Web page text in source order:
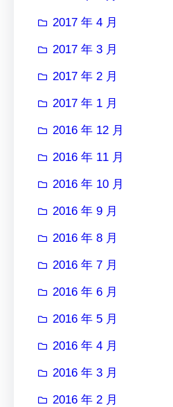
2017 年 4 月
2017 年 3 月
2017 年 2 月
2017 年 1 月
2016 年 12 月
2016 年 11 月
2016 年 10 月
2016 年 9 月
2016 年 8 月
2016 年 7 月
2016 年 6 月
2016 年 5 月
2016 年 4 月
2016 年 3 月
2016 年 2 月